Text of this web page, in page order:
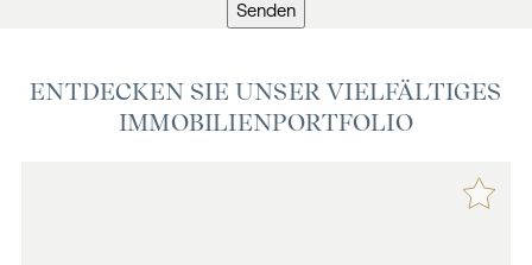
Senden
ENTDECKEN SIE UNSER VIELFÄLTIGES
IMMOBILIENPORTFOLIO